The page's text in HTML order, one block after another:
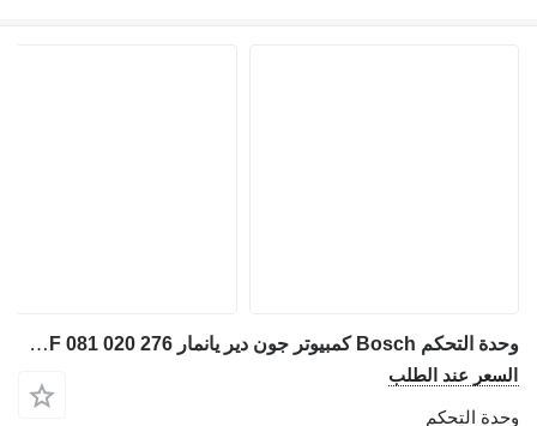
وحدة التحكم Bosch كمبيوتر جون دير يانمار 4TNV98CT / 3TNV88C-KKTF 081 020 276 لـ آلات البناء
السعر عند الطلب
وحدة التحكم